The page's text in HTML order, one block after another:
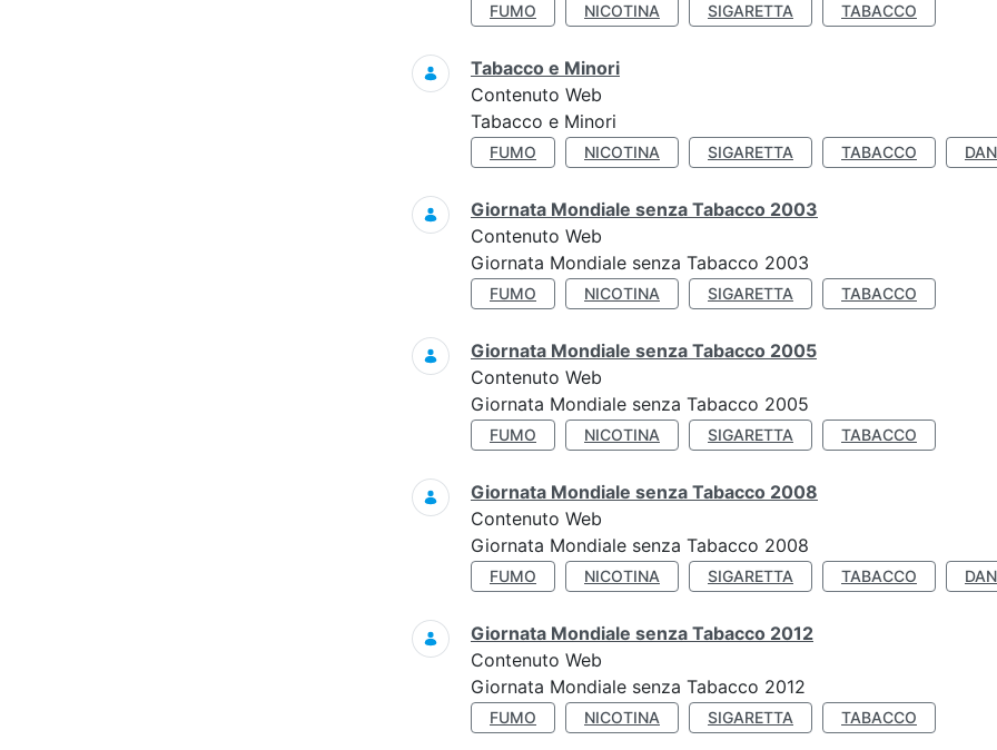
FUMO NICOTINA SIGARETTA TABACCO
Tabacco e Minori
Contenuto Web
Tabacco e Minori
FUMO NICOTINA SIGARETTA TABACCO
Giornata Mondiale senza Tabacco 2003
Contenuto Web
Giornata Mondiale senza Tabacco 2003
FUMO NICOTINA SIGARETTA TABACCO
Giornata Mondiale senza Tabacco 2005
Contenuto Web
Giornata Mondiale senza Tabacco 2005
FUMO NICOTINA SIGARETTA TABACCO
Giornata Mondiale senza Tabacco 2008
Contenuto Web
Giornata Mondiale senza Tabacco 2008
FUMO NICOTINA SIGARETTA TABACCO
Giornata Mondiale senza Tabacco 2012
Contenuto Web
Giornata Mondiale senza Tabacco 2012
FUMO NICOTINA SIGARETTA TABACCO